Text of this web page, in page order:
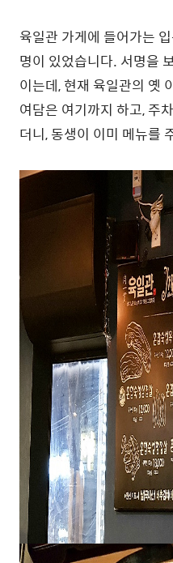
육일관 가게에 들어가는
명이 있었습니다. 서명을
이는데, 현재 육일관의 옛
여담은 여기까지 하고, 주
더니, 동생이 이미 메뉴를